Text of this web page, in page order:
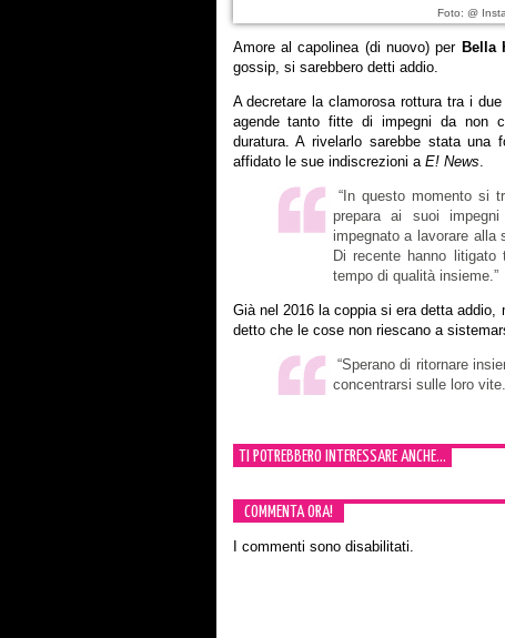
Foto: @
Amore al capolinea (di nuovo) per Bella
gossip, si sarebbero detti addio.
A decretare la clamorosa rottura tra i
agende tanto fitte di impegni da non
duratura. A rivelarlo sarebbe stata una
affidato le sue indiscrezioni a E! News.
“In questo momento si
prepara ai suoi
impegnato a lavorare
Di recente hanno
tempo di qualità insieme.”
Già nel 2016 la coppia si era detta
detto che le cose non riescano a
“Sperano di ritornare
concentrarsi sulle loro
TI POTREBBERO INTERESSARE ANCHE...
COMMENTA ORA!
I commenti sono disabilitati.